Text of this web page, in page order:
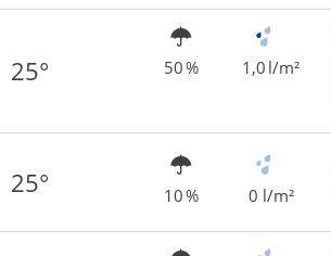
25° 50 % 1,0 l/m²
25° 10 % 0 l/m²